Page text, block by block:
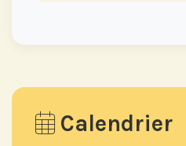
Calendrier